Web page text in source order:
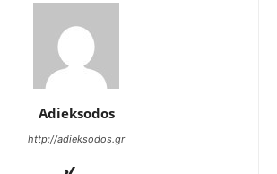
Adieksodos
http://adieksodos.gr